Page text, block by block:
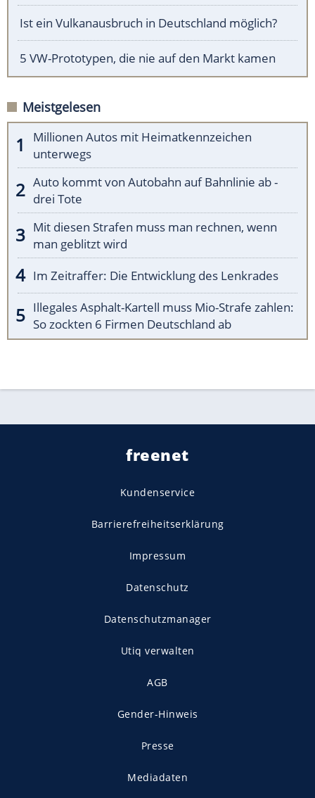
Ist ein Vulkanausbruch in Deutschland möglich?
5 VW-Prototypen, die nie auf den Markt kamen
Meistgelesen
Millionen Autos mit Heimatkennzeichen
unterwegs
Auto kommt von Autobahn auf Bahnlinie ab -
drei Tote
Mit diesen Strafen muss man rechnen, wenn
man geblitzt wird
Im Zeitraffer: Die Entwicklung des Lenkrades
Illegales Asphalt-Kartell muss Mio-Strafe zahlen:
So zockten 6 Firmen Deutschland ab
freenet
Kundenservice
Barrierefreiheitserklärung
Impressum
Datenschutz
Datenschutzmanager
Utiq verwalten
AGB
Gender-Hinweis
Presse
Mediadaten